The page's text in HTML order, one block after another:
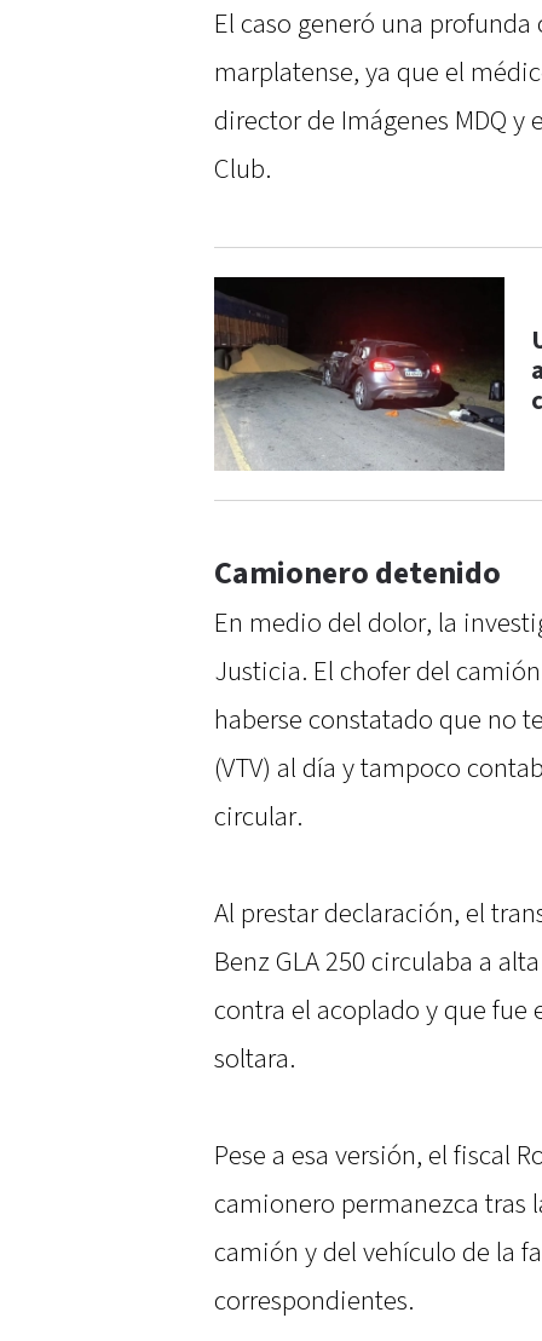
El caso generó una
marplatense, ya que el
director de Imágenes MDQ y
Club.
Camionero detenido
En medio del dolor, la
Justicia. El chofer del
haberse constatado que no
(VTV) al día y tampoco
circular.
Al prestar declaración, el
Benz GLA 250 circulaba a
contra el acoplado y que fue
soltara.
Pese a esa versión, el fiscal
camionero permanezca tras
camión y del vehículo de la
correspondientes.